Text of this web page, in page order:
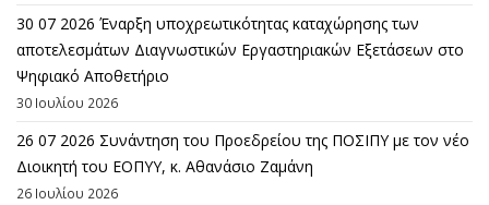
30 07 2026 Έναρξη υποχρεωτικότητας καταχώρησης των
αποτελεσμάτων Διαγνωστικών Εργαστηριακών Εξετάσεων στο
Ψηφιακό Αποθετήριο
30 Ιουλίου 2026
26 07 2026 Συνάντηση του Προεδρείου της ΠΟΣΙΠΥ με τον νέο
Διοικητή του ΕΟΠΥΥ, κ. Αθανάσιο Ζαμάνη
26 Ιουλίου 2026